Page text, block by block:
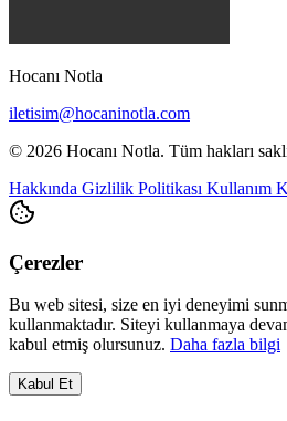
Hocanı Notla
iletisim@hocaninotla.com
© 2026 Hocanı Notla. Tüm hakları
Hakkında Gizlilik Politikası Kullanım
Çerezler
Bu web sitesi, size en iyi deneyimi
kullanmaktadır. Siteyi kullanmaya
kabul etmiş olursunuz. Daha fazla bilgi
Kabul Et